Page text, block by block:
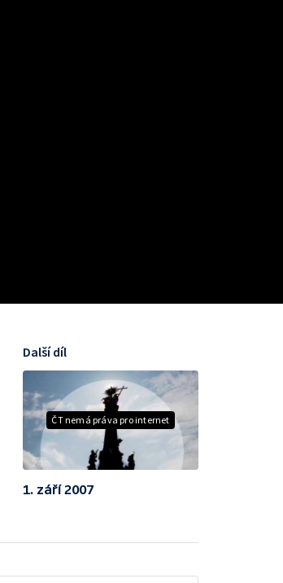
ČT nemá práva pro internet
Další díl
1. září 2007